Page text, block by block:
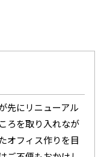
先にリニューアル
ろを取り入れなが
オフィス作りを目